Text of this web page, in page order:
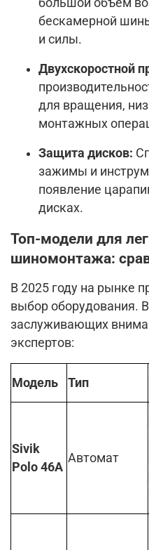
бескамерной
и силы.
Двухскоростной
для вращения,
монтажных
Защита дисков:
зажимы и
появление
дисках.
Топ-модели для
шиномонтажа:
В 2025 году на рынке
выбор оборудования.
заслуживающих
экспертов:
Модель Тип
Sivik
Polo 46A
Автомат